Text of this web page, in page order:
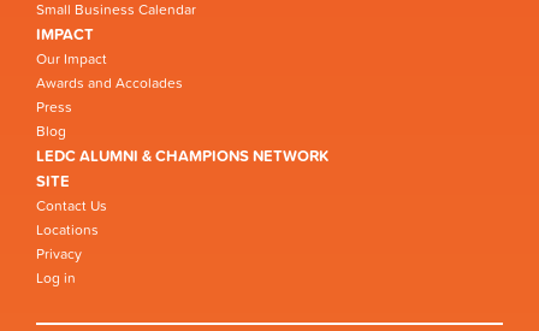
Small Business Calendar
IMPACT
Our Impact
Awards and Accolades
Press
Blog
LEDC ALUMNI & CHAMPIONS NETWORK
SITE
Contact Us
Locations
Privacy
Log in